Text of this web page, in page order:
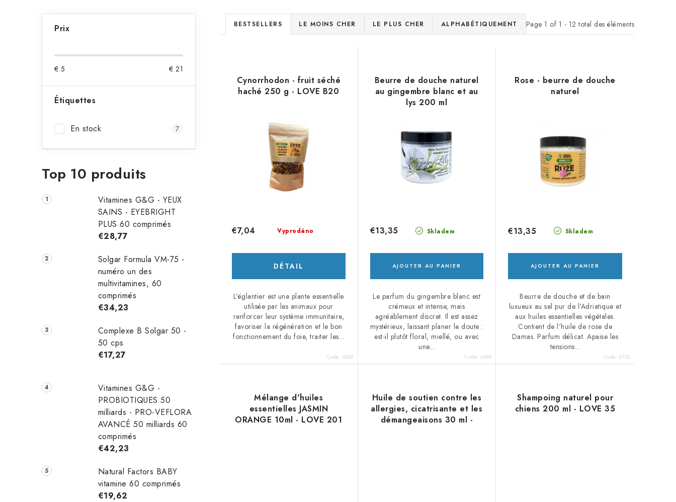
a
Prix
€ 5 € 21
Étiquettes
En stock 7
Top 10 produits
Vitamines G&G - YEUX
SAINS - EYEBRIGHT
PLUS 60 comprimés
€28,77
Solgar Formula VM-75 -
numéro un des
multivitamines, 60
comprimés
€34,23
Complexe B Solgar 50 -
50 cps
€17,27
Vitamines G&G -
PROBIOTIQUES 50
milliards - PRO-VEFLORA
AVANCÉ 50 milliards 60
comprimés
€42,23
Natural Factors BABY
vitamine 60 comprimés
€19,62
Page 1 of 1 - 12 total des éléments
r
BESTSELLERS LE MOINS CHER LE PLUS CHER ALPHABÉTIQUEMENT
Cynorrhodon - fruit séché
haché 250 g - LOVE B20
Vyprodáno
€7,04
DÉTAIL
L'églantier est une plante essentielle
utilisée par les animaux pour
renforcer leur système immunitaire,
favoriser la régénération et le bon
fonctionnement du foie, traiter les...
Code: 6580
Beurre de douche naturel
au gingembre blanc et au
lys 200 ml
Skladem
€13,35
AJOUTER AU PANIER
Le parfum du gingembre blanc est
crémeux et intense, mais
agréablement discret. Il est assez
mystérieux, laissant planer le doute :
est-il plutôt floral, miellé, ou avec
une...
Code:6698
Rose - beurre de douche
naturel
Skladem
€13,35
AJOUTER AU PANIER
Beurre de douche et de bain
luxueux au sel pur de l'Adriatique et
aux huiles essentielles végétales.
Contient de l'huile de rose de
Damas. Parfum délicat. Apaise les
tensions...
Code: 6703
Mélange d'huiles
essentielles JASMIN
ORANGE 10ml - LOVE 201
Huile de soutien contre les
allergies, cicatrisante et les
démangeaisons 30 ml -
Shampoing naturel pour
chiens 200 ml - LOVE 35